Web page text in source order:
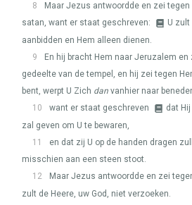
8
Maar Jezus antwoordde en zei tegen
satan, want er staat geschreven:
U zult
aanbidden en Hem alleen dienen.
9
En hij bracht Hem naar Jeruzalem
gedeelte van de tempel, en hij zei tegen
bent, werpt U Zich dan vanhier naar
10
want er staat geschreven
dat
zal geven om U te bewaren,
11
en dat zij U op de handen dragen
misschien aan een steen stoot.
12
Maar Jezus antwoordde en zei
zult de Heere, uw God, niet verzoeken.